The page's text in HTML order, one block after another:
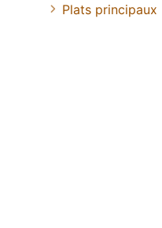
Plats principaux